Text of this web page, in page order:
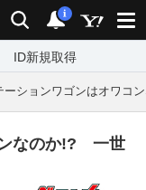
検索 通知
i
ID新規取得
ーションワゴンはオワコ
ンなのか!? 一世